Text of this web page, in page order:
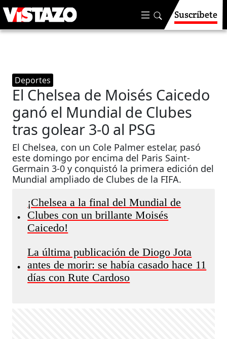
Suscríbete
Deportes
El Chelsea de Moisés Caicedo
ganó el Mundial de Clubes
tras golear 3-0 al PSG
El Chelsea, con un Cole Palmer estelar, pasó
este domingo por encima del Paris Saint-
Germain 3-0 y conquistó la primera edición del
Mundial ampliado de Clubes de la FIFA.
•
¡Chelsea a la final del Mundial de
Clubes con un brillante Moisés
Caicedo!
•
La última publicación de Diogo Jota
antes de morir: se había casado hace 11
días con Rute Cardoso